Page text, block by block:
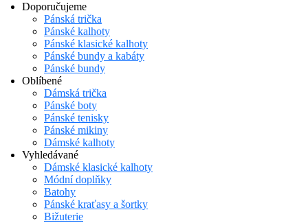
Doporučujeme
Pánská trička
Pánské kalhoty
Pánské klasické kalhoty
Pánské bundy a kabáty
Pánské bundy
Oblíbené
Dámská trička
Pánské boty
Pánské tenisky
Pánské mikiny
Dámské kalhoty
Vyhledávané
Dámské klasické kalhoty
Módní doplňky
Batohy
Pánské kraťasy a šortky
Bižuterie